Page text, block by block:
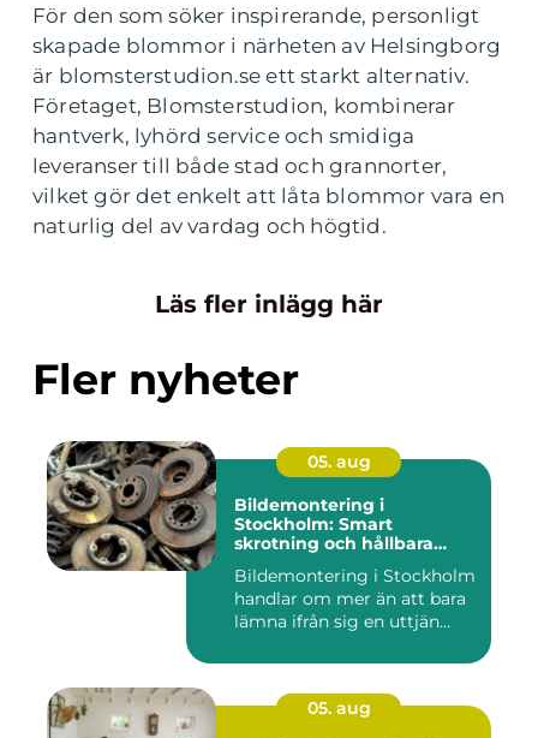
För den som söker inspirerande, personligt
skapade blommor i närheten av Helsingborg
är blomsterstudion.se ett starkt alternativ.
Företaget, Blomsterstudion, kombinerar
hantverk, lyhörd service och smidiga
leveranser till både stad och grannorter,
vilket gör det enkelt att låta blommor vara en
naturlig del av vardag och högtid.
Läs fler inlägg här
Fler nyheter
05. aug
Bildemontering i
Stockholm: Smart
skrotning och hållbara
Bildemontering i Stockholm
handlar om mer än att bara
lämna ifrån sig en uttjän...
05. aug